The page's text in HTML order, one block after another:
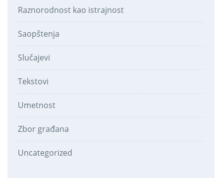
Raznorodnost kao istrajnost
Saopštenja
Slučajevi
Tekstovi
Umetnost
Zbor građana
Uncategorized